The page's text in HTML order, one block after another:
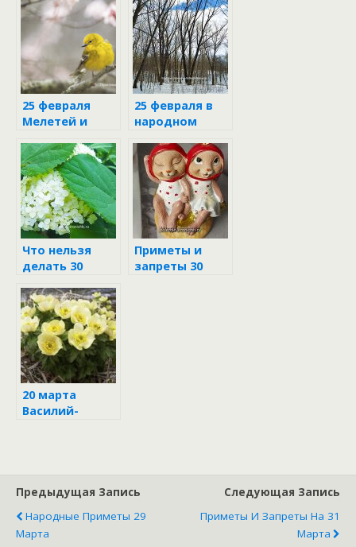
почему,
народные
приметы и
запреты в
день Алексея
Рыбного
приметы и
запреты дня
25 февраля
Мелетей и
25 февраля в
народном
Что нельзя
делать 30
Приметы и
запреты 30
20 марта
Василий-
Предыдущая Запись
Народные Приметы 29
Марта
Следующая Запись
Приметы И Запреты На 31
Марта